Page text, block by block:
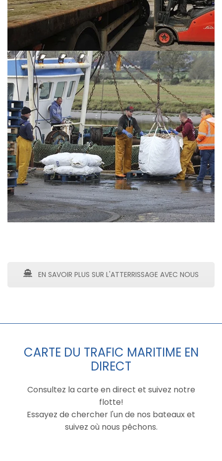
EN SAVOIR PLUS SUR L'ATTERRISSAGE AVEC NOUS
CARTE DU TRAFIC MARITIME EN
DIRECT
Consultez la carte en direct et suivez notre
flotte!
Essayez de chercher l'un de nos bateaux et
suivez où nous pêchons.